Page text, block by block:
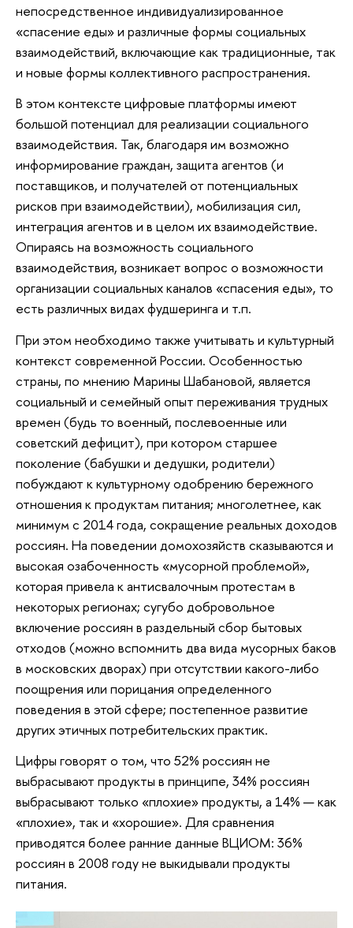
непосредственное индивидуализированное
«спасение еды» и различные формы социальных
взаимодействий, включающие как традиционные, так
и новые формы коллективного распространения.
В этом контексте цифровые платформы имеют
большой потенциал для реализации социального
взаимодействия. Так, благодаря им возможно
информирование граждан, защита агентов (и
поставщиков, и получателей от потенциальных
рисков при взаимодействии), мобилизация сил,
интеграция агентов и в целом их взаимодействие.
Опираясь на возможность социального
взаимодействия, возникает вопрос о возможности
организации социальных каналов «спасения еды», то
есть различных видах фудшеринга и т.п.
При этом необходимо также учитывать и культурный
контекст современной России. Особенностью
страны, по мнению Марины Шабановой, является
социальный и семейный опыт переживания трудных
времен (будь то военный, послевоенные или
советский дефицит), при котором старшее
поколение (бабушки и дедушки, родители)
побуждают к культурному одобрению бережного
отношения к продуктам питания; многолетнее, как
минимум с 2014 года, сокращение реальных доходов
россиян. На поведении домохозяйств сказываются и
высокая озабоченность «мусорной проблемой»,
которая привела к антисвалочным протестам в
некоторых регионах; сугубо добровольное
включение россиян в раздельный сбор бытовых
отходов (можно вспомнить два вида мусорных баков
в московских дворах) при отсутствии какого-либо
поощрения или порицания определенного
поведения в этой сфере; постепенное развитие
других этичных потребительских практик.
Цифры говорят о том, что 52% россиян не
выбрасывают продукты в принципе, 34% россиян
выбрасывают только «плохие» продукты, а 14% — как
«плохие», так и «хорошие». Для сравнения
приводятся более ранние данные ВЦИОМ: 36%
россиян в 2008 году не выкидывали продукты
питания.